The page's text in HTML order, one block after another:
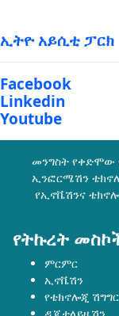
ኢትዮ አይሲቲ ፓርክ
Facebook
Linkedin
Youtube
መንግስት የቀድሞው
ኢንፎርሜሽን
የኢኖቬሽንና
የትኩረት
ምርምር
ኢኖቬሽን
የቴክኖሎጂ ሽግግር